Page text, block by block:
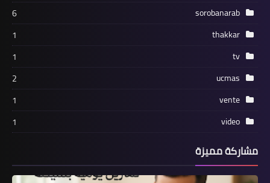
sorobanarab
6
thakkar
1
tv
1
ucmas
2
vente
1
video
1
مشاركة مميزة